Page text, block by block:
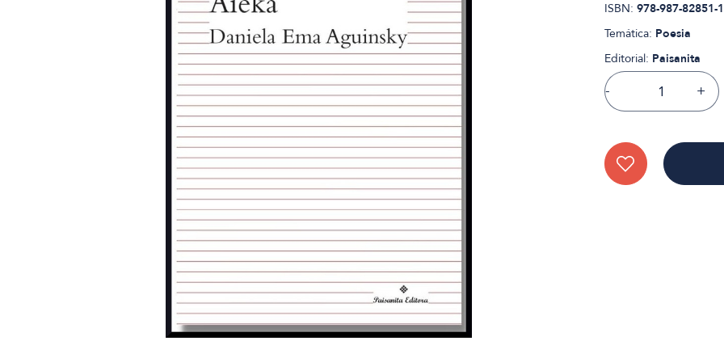
ISBN: 978-987-82851-
Temática: Poesia
Editorial: Paisanita
- +